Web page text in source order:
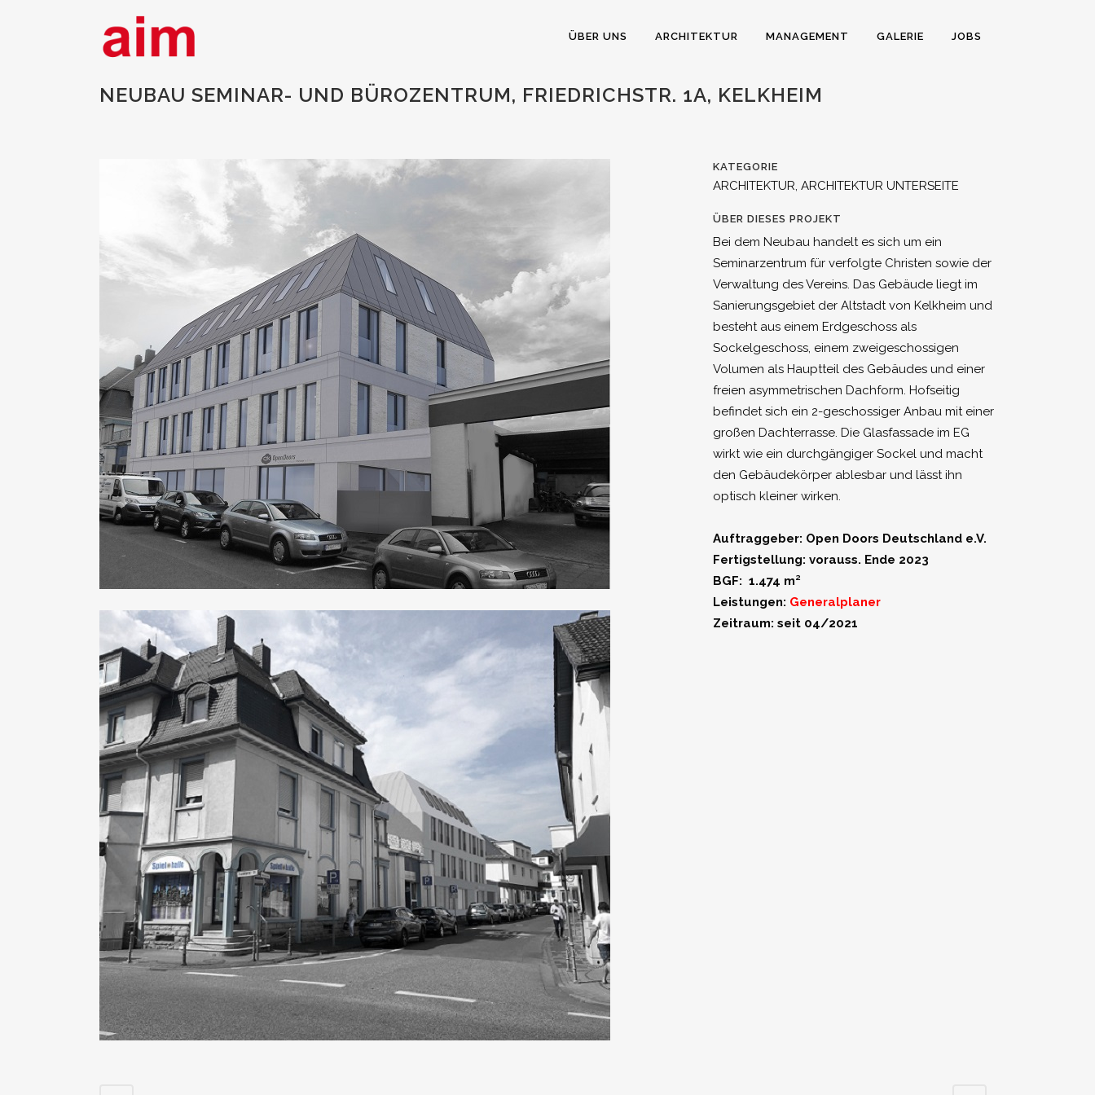
ÜBER UNS ARCHITEKTUR MANAGEMENT GALERIE JOBS
NEUBAU SEMINAR- UND BÜROZENTRUM, FRIEDRICHSTR. 1A, KELKHEIM
KATEGORIE
ARCHITEKTUR, ARCHITEKTUR UNTERSEITE
ÜBER DIESES PROJEKT
Bei dem Neubau handelt es sich um ein
Seminarzentrum für verfolgte Christen sowie der
Verwaltung des Vereins. Das Gebäude liegt im
Sanierungsgebiet der Altstadt von Kelkheim und
besteht aus einem Erdgeschoss als
Sockelgeschoss, einem zweigeschossigen
Volumen als Hauptteil des Gebäudes und einer
freien asymmetrischen Dachform. Hofseitig
befindet sich ein 2-geschossiger Anbau mit einer
großen Dachterrasse. Die Glasfassade im EG
wirkt wie ein durchgängiger Sockel und macht
den Gebäudekörper ablesbar und lässt ihn
optisch kleiner wirken.
Auftraggeber: Open Doors Deutschland e.V.
Fertigstellung: vorauss. Ende 2023
BGF: 1.474 m²
Leistungen: Generalplaner
Zeitraum: seit 04/2021